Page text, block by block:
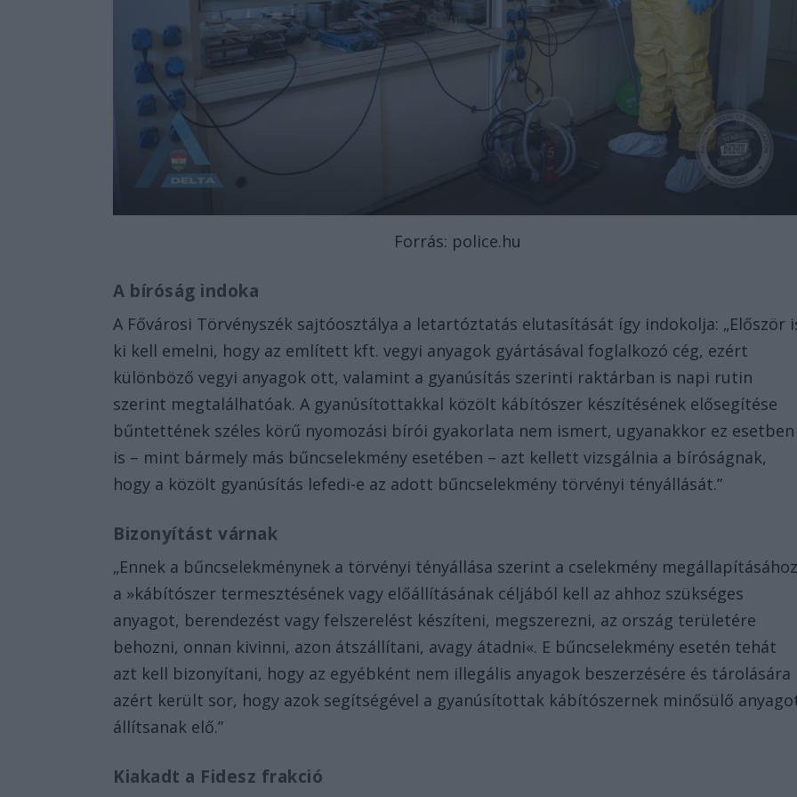
Forrás: police.hu
A bíróság indoka
A Fővárosi Törvényszék sajtóosztálya a letartóztatás elutasítását így indokolja: „Először
ki kell emelni, hogy az említett kft. vegyi anyagok gyártásával foglalkozó cég, ezért
különböző vegyi anyagok ott, valamint a gyanúsítás szerinti raktárban is napi rutin
szerint megtalálhatóak. A gyanúsítottakkal közölt kábítószer készítésének elősegítése
bűntettének széles körű nyomozási bírói gyakorlata nem ismert, ugyanakkor ez esetben
is – mint bármely más bűncselekmény esetében – azt kellett vizsgálnia a bíróságnak,
hogy a közölt gyanúsítás lefedi-e az adott bűncselekmény törvényi tényállását.”
Bizonyítást várnak
„Ennek a bűncselekménynek a törvényi tényállása szerint a cselekmény
a »kábítószer termesztésének vagy előállításának céljából kell az ahhoz szükséges
anyagot, berendezést vagy felszerelést készíteni, megszerezni, az ország területére
behozni, onnan kivinni, azon átszállítani, avagy átadni«. E bűncselekmény esetén tehát
azt kell bizonyítani, hogy az egyébként nem illegális anyagok beszerzésére és tárolására
azért került sor, hogy azok segítségével a gyanúsítottak kábítószernek minősülő
állítsanak elő.”
Kiakadt a Fidesz frakció